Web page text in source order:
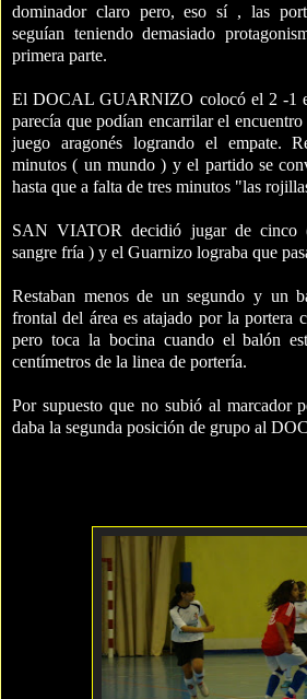
dominador claro pero, eso sí , las
seguían teniendo demasiado
primera parte.
El DOCAL GUARNIZO colocó el 2 -1
parecía que podían encarrilar el
juego aragonés logrando el empate.
minutos ( un mundo ) y el partido se
hasta que a falta de tres minutos "las
SAN VIATOR decidió jugar de cinco
sangre fría ) y el Guarnizo lograba que
Restaban menos de un segundo y un
frontal del área es atajado por la portera
pero toca la bocina cuando el balón
centímetros de la linea de portería.
Por supuesto que no subió al marcador
daba la segunda posición de grupo al